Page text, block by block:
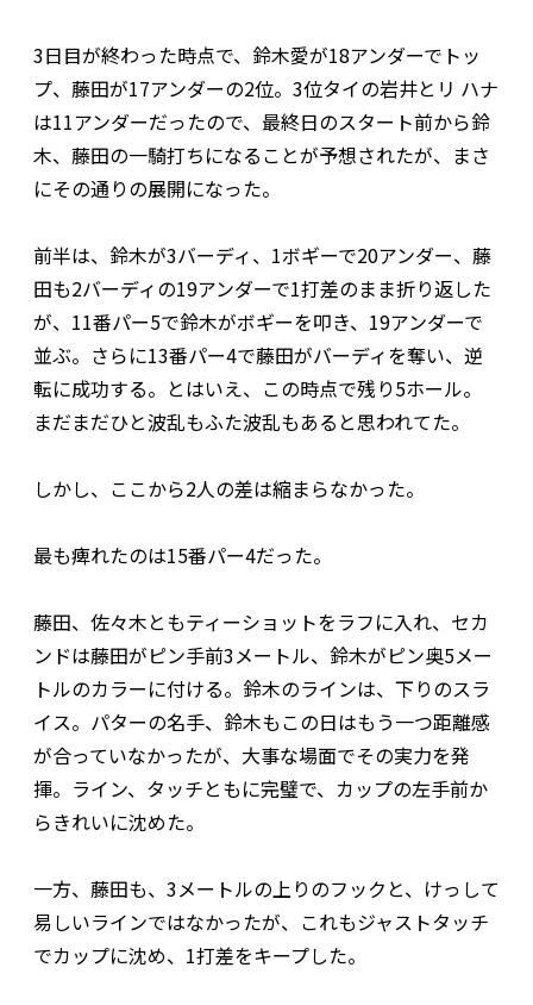
3日目が終わった時点で、鈴木愛が18アンダーでトッ
プ、藤田が17アンダーの2位。3位タイの岩井とリ ハナ
は11アンダーだったので、最終日のスタート前から鈴
木、藤田の一騎打ちになることが予想されたが、まさ
にその通りの展開になった。
前半は、鈴木が3バーディ、1ボギーで20アンダー、藤
田も2バーディの19アンダーで1打差のまま折り返した
が、11番パー5で鈴木がボギーを叩き、19アンダーで
並ぶ。さらに13番パー4で藤田がバーディを奪い、逆
転に成功する。とはいえ、この時点で残り5ホール。
まだまだひと波乱もふた波乱もあると思われてた。
しかし、ここから2人の差は縮まらなかった。
最も痺れたのは15番パー4だった。
藤田、佐々木ともティーショットをラフに入れ、セカ
ンドは藤田がピン手前3メートル、鈴木がピン奥5メー
トルのカラーに付ける。鈴木のラインは、下りのスラ
イス。パターの名手、鈴木もこの日はもう一つ距離感
が合っていなかったが、大事な場面でその実力を発
揮。ライン、タッチともに完璧で、カップの左手前か
らきれいに沈めた。
一方、藤田も、3メートルの上りのフックと、けっして
易しいラインではなかったが、これもジャストタッチ
でカップに沈め、1打差をキープした。